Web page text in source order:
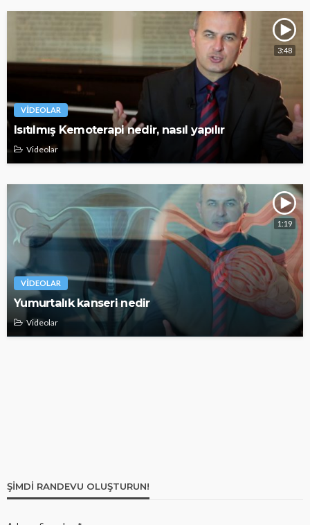
3:48
VIDEOLAR
Isıtılmış Kemoterapi nedir, nasıl yapılır
Videolar
1:19
VIDEOLAR
Yumurtalık kanseri nedir
Videolar
ŞIMDI RANDEVU OLUŞTURUN!